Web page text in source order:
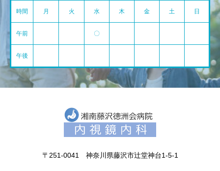
時間 月 火 水 木 金 土 日
午前 〇
午後
〒251-0041 神奈川県藤沢市辻堂神台1-5-1